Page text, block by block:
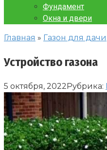
Фундамент
Окна и двери
Главная » Газон для дачи
Устройство газона
5 октября, 2022Рубрика: